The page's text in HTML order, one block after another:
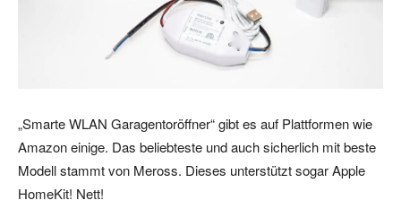
„Smarte WLAN Garagentoröffner“ gibt es auf Plattformen wie
Amazon einige. Das beliebteste und auch sicherlich mit beste
Modell stammt von Meross. Dieses unterstützt sogar Apple
HomeKit! Nett!